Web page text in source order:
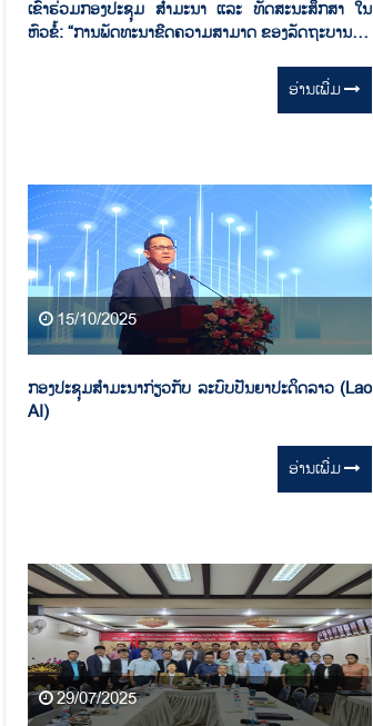
ເຂົ້າຮ່ວມກອງປະຊຸມ ສໍາມະນາ ແລະ ທັດສະນະສຶກສາ ໃນ
ຫົວຂໍ້: “ການພັດທະນາຂີດຄວາມສາມາດ ຂອງລັດຖະບານດິຈິ
ອ່ານ​ເພີ່ມ
15/10/2025
ກອງປະຊຸມສໍາມະນາກ່ຽວກັບ ລະບົບປັນຍາປະດິດລາວ (Lao
AI)
ອ່ານ​ເພີ່ມ
29/07/2025